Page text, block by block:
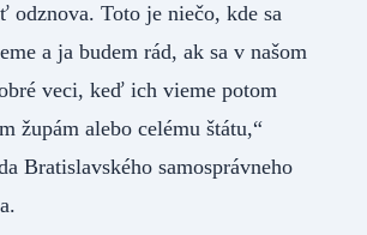
odznova. Toto je niečo, kde sa
a ja budem rád, ak sa v našom
veci, keď ich vieme potom
župám alebo celému štátu,“
Bratislavského samosprávneho